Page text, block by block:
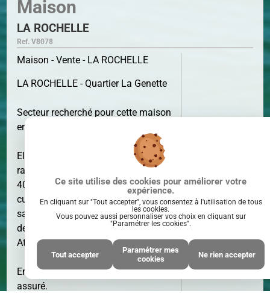
Maison
LA ROCHELLE
Ref. V8078
Maison - Vente - LA ROCHELLE
LA ROCHELLE - Quartier La Genette
Secteur recherché pour cette maison
en parfait état et sans vis à vis.
Elle se compose d'une entrée avec
rangement, un séjour exposé sud de
40 m² donnant sur terrasse et jardin -
cuisine US équipée, 3 chambres avec
salle d'eau privative dont une au rez-
de-chaussée, un WC indépendant.
Atelier extérieur et cave.
Emplacement idéal. Coup de coeur
assuré.
PIÈCE(S)4
Ce site utilise des cookies pour améliorer votre
expérience.
En cliquant sur "Tout accepter", vous consentez à l'utilisation de tous
les cookies.
Vous pouvez aussi personnaliser vos choix en cliquant sur
"Paramétrer les cookies".
Tout accepter
Paramétrer mes
cookies
Ne rien accepter